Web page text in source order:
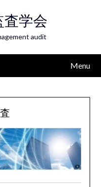
査学会
audit
Menu